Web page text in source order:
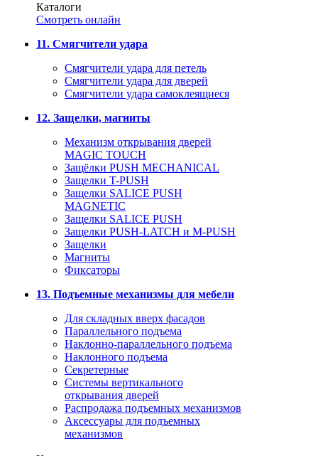
Каталоги
Смотреть онлайн
11. Смягчители удара
Смягчители удара для петель
Смягчители удара для дверей
Cмягчители удара самоклеящиеся
12. Защелки, магниты
Механизм открывания дверей
MAGIC TOUCH
Защёлки PUSH MECHANICAL
Защелки T-PUSH
Защелки SALICE PUSH
MAGNETIC
Защелки SALICE PUSH
Защелки PUSH-LATCH и M-PUSH
Защелки
Магниты
Фиксаторы
13. Подъемные механизмы для мебели
Для складных вверх фасадов
Параллельного подъема
Наклонно-параллельного подъема
Наклонного подъема
Секретерные
Системы вертикального
открывания дверей
Распродажа подъемных механизмов
Аксессуары для подъемных
механизмов